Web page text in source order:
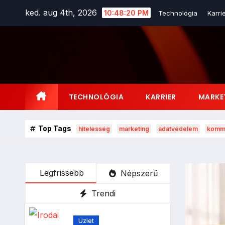
ked. aug 4th, 2026 10:48:22 PM Technológia
TECHNOLÓGIA KARRIER
Top Tags hitelesség marketing adatvédelem
Legfrissebb
Népszerű
Trendi
Üzlet